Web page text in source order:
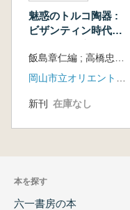
魅惑のトルコ陶器 :
ビザンティン時代か
新刊 在庫なし
本を探す
六一書房の本